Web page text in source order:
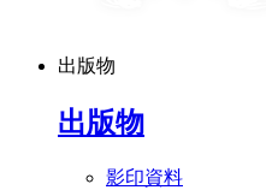
出版物
出版物
影印資料